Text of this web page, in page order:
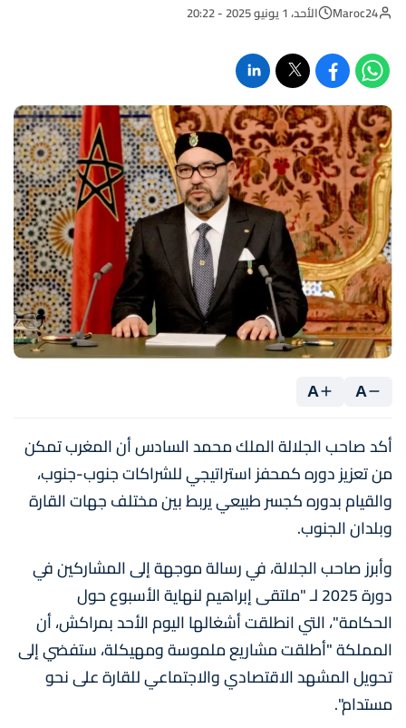
Maroc24 الأحد، 1 يونيو 2025 - 20:22
A
A
أكد صاحب الجلالة الملك محمد السادس أن المغرب تمكن
من تعزيز دوره كمحفز استراتيجي للشراكات جنوب-جنوب،
والقيام بدوره كجسر طبيعي يربط بين مختلف جهات القارة
وبلدان الجنوب.
وأبرز صاحب الجلالة، في رسالة موجهة إلى المشاركين في
دورة 2025 لـ "ملتقى إبراهيم لنهاية الأسبوع حول
الحكامة"، التي انطلقت أشغالها اليوم الأحد بمراكش، أن
المملكة "أطلقت مشاريع ملموسة ومهيكلة، ستفضي إلى
تحويل المشهد الاقتصادي والاجتماعي للقارة على نحو
مستدام".